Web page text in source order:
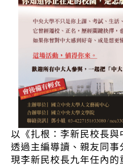
以《扎根：李新民校長與
透過主編導讀、親友同事
現李新民校長九年任內的